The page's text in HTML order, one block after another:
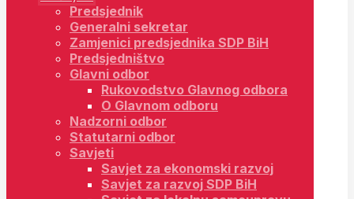
Predsjednik
Generalni sekretar
Zamjenici predsjednika SDP BiH
Predsjedništvo
Glavni odbor
Rukovodstvo Glavnog odbora
O Glavnom odboru
Nadzorni odbor
Statutarni odbor
Savjeti
Savjet za ekonomski razvoj
Savjet za razvoj SDP BiH